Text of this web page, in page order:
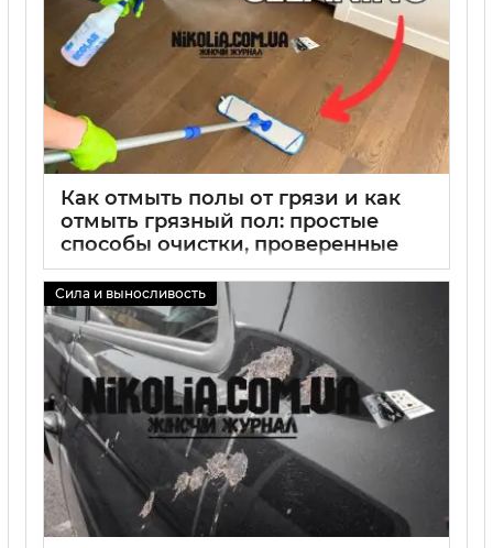
Как отмыть полы от грязи и как
отмыть грязный пол: простые
способы очистки, проверенные
средства и советы по чистке пола
дома
02 09 2025 19
Сила и выносливость